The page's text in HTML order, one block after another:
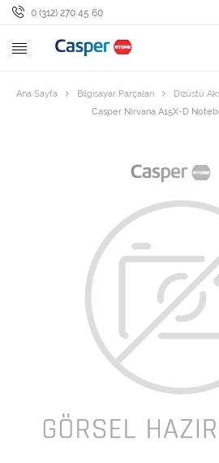
0 (312) 270 45 60
Ana Sayfa Bilgisayar Parçaları Dizüstü
Casper Nirvana A15X-D